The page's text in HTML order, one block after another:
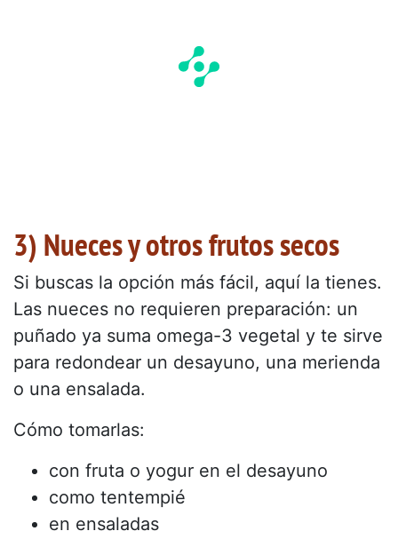
3) Nueces y otros frutos secos
Si buscas la opción más fácil, aquí la tienes.
Las nueces no requieren preparación: un
puñado ya suma omega-3 vegetal y te sirve
para redondear un desayuno, una merienda
o una ensalada.
Cómo tomarlas:
con fruta o yogur en el desayuno
como tentempié
en ensaladas